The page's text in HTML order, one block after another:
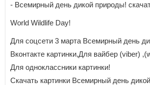
- Всемирный день дикой природы!
World Wildlife Day!
Для соцсети 3 марта Всемирный день
Вконтакте картинки,Для вайбер (viber)
Для одноклассники картинки!
Скачать картинки Всемирный день